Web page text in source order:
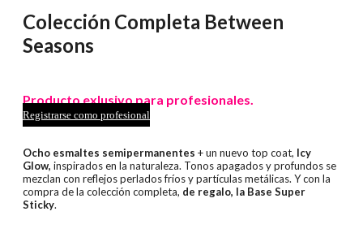
Colección Completa Between
Seasons
Producto exlusivo para profesionales.
Registrarse como profesional
Ocho esmaltes semipermanentes + un nuevo top coat, Icy
Glow, inspirados en la naturaleza. Tonos apagados y profundos se
mezclan con reflejos perlados fríos y partículas metálicas. Y con la
compra de la colección completa, de regalo, la Base Super
Sticky.